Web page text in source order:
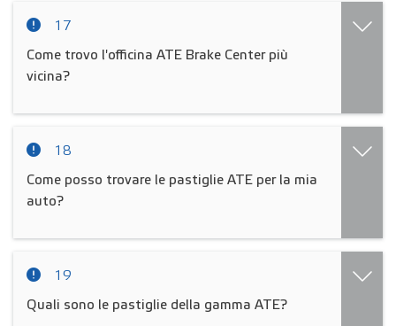
17
Come trovo l'officina ATE Brake Center più
vicina?
18
Come posso trovare le pastiglie ATE per la mia
auto?
19
Quali sono le pastiglie della gamma ATE?